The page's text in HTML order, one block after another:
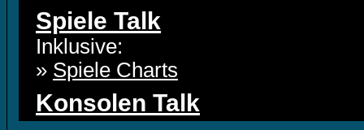
Spiele Talk
Inklusive:
» Spiele Charts
Konsolen Talk